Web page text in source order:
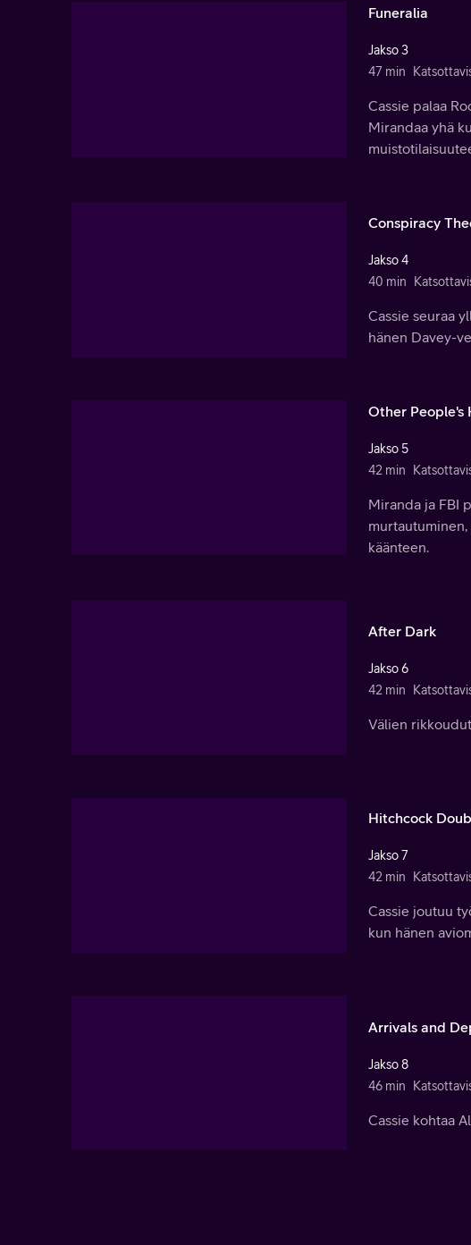
Funeralia
Jakso 3
47 min
Cassie palaa
Mirandaa yhä
Conspiracy
Jakso 4
40 min
Cassie seuraa
hänen Davey-
Other People's
Jakso 5
42 min
Miranda ja FBI
käänteen.
After Dark
Jakso 6
42 min
Välien
Hitchcock
Jakso 7
42 min
Cassie joutuu
kun hänen
Arrivals and
Jakso 8
46 min
Cassie kohtaa